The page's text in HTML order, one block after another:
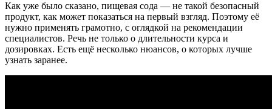
Как уже было сказано, пищевая сода — не такой безопасный
продукт, как может показаться на первый взгляд. Поэтому её
нужно применять грамотно, с оглядкой на рекомендации
специалистов. Речь не только о длительности курса и
дозировках. Есть ещё несколько нюансов, о которых лучше
узнать заранее.